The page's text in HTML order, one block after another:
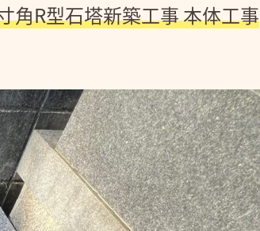
角R型石塔新築工事 本体工事